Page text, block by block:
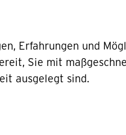
Erfahrungen und
Sie mit
ausgelegt sind.